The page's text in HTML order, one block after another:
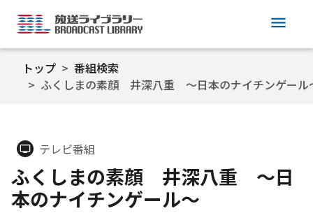
menu
トップ
番組検索
ふくしまの素顔 井深八重 ～日本のナイチンゲール
tv テレビ番組
ふくしまの素顔 井深八重 ～日
本のナイチンゲール～